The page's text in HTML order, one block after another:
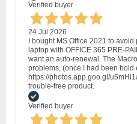
Verified buyer
24 Jul 2026
I bought MS Office 2021 to
laptop with OFFICE 365 PRE-
want an auto-renewal. The
problems, (once I had been bold
https://photos.app.goo.gl/
trouble-free product.
Verified buyer